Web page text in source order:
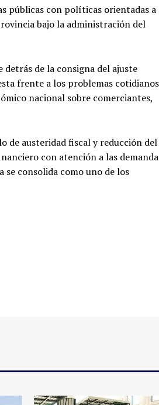
públicas con políticas orientadas a
bajo la administración del
detrás de la consigna del ajuste
frente a los problemas
nacional sobre comerciantes,
de austeridad fiscal y reducción del
con atención a las
se consolida como uno de los